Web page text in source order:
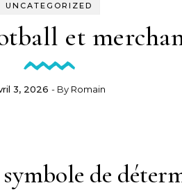
UNCATEGORIZED
et
3, 2026 - By Romain
de